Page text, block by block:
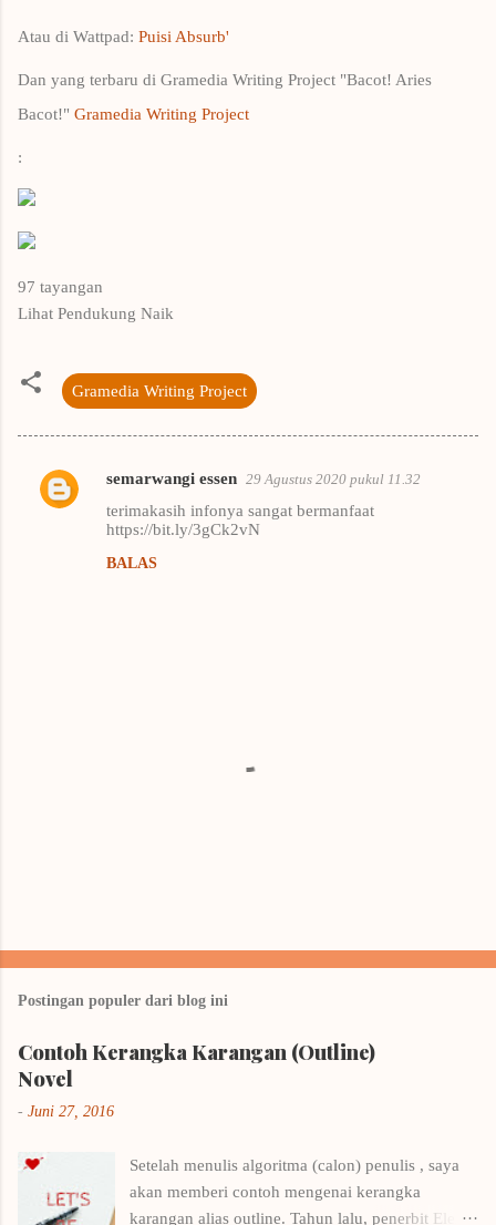
Atau di Wattpad: Puisi Absurb'
Dan yang terbaru di Gramedia Writing Project "Bacot! Aries
Bacot!" Gramedia Writing Project
:
97 tayangan
Lihat Pendukung Naik
Gramedia Writing Project
K
semarwangi essen 29 Agustus 2020 pukul 11.32
terimakasih infonya sangat bermanfaat
https://bit.ly/3gCk2vN
BALAS
t
g
K
o
m
t
r
Postingan populer dari blog ini
Contoh Kerangka Karangan (Outline)
Novel
- Juni 27, 2016
Setelah menulis algoritma (calon) penulis , saya
akan memberi contoh mengenai kerangka
karangan alias outline. Tahun lalu, penerbit Elex